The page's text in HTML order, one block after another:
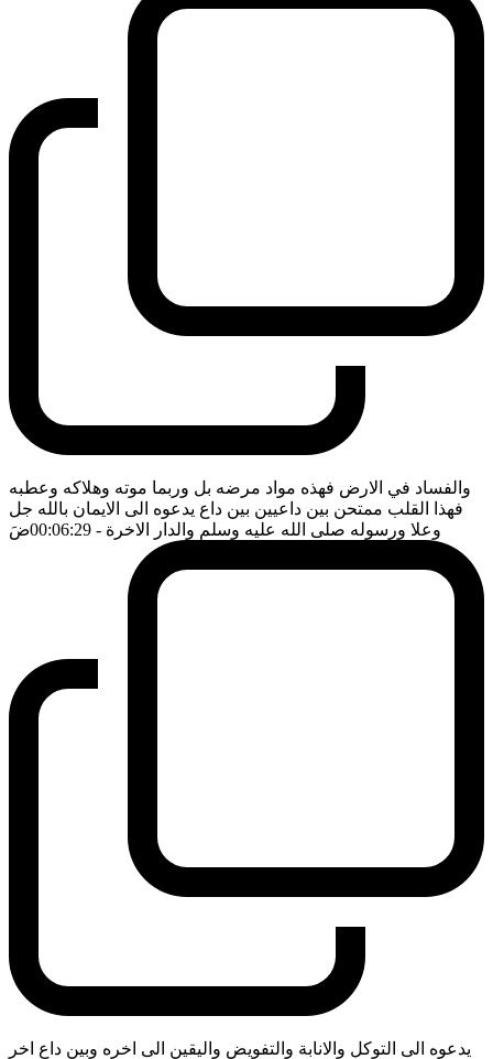
والفساد في الارض فهذه مواد مرضه بل وربما موته وهلاكه وعطبه
فهذا القلب ممتحن بين داعيين بين داع يدعوه الى الايمان بالله جل
وعلا ورسوله صلى الله عليه وسلم والدار الاخرة - 00:06:29 ضَ
يدعوه الى التوكل والانابة والتفويض واليقين الى اخره وبين داع اخر